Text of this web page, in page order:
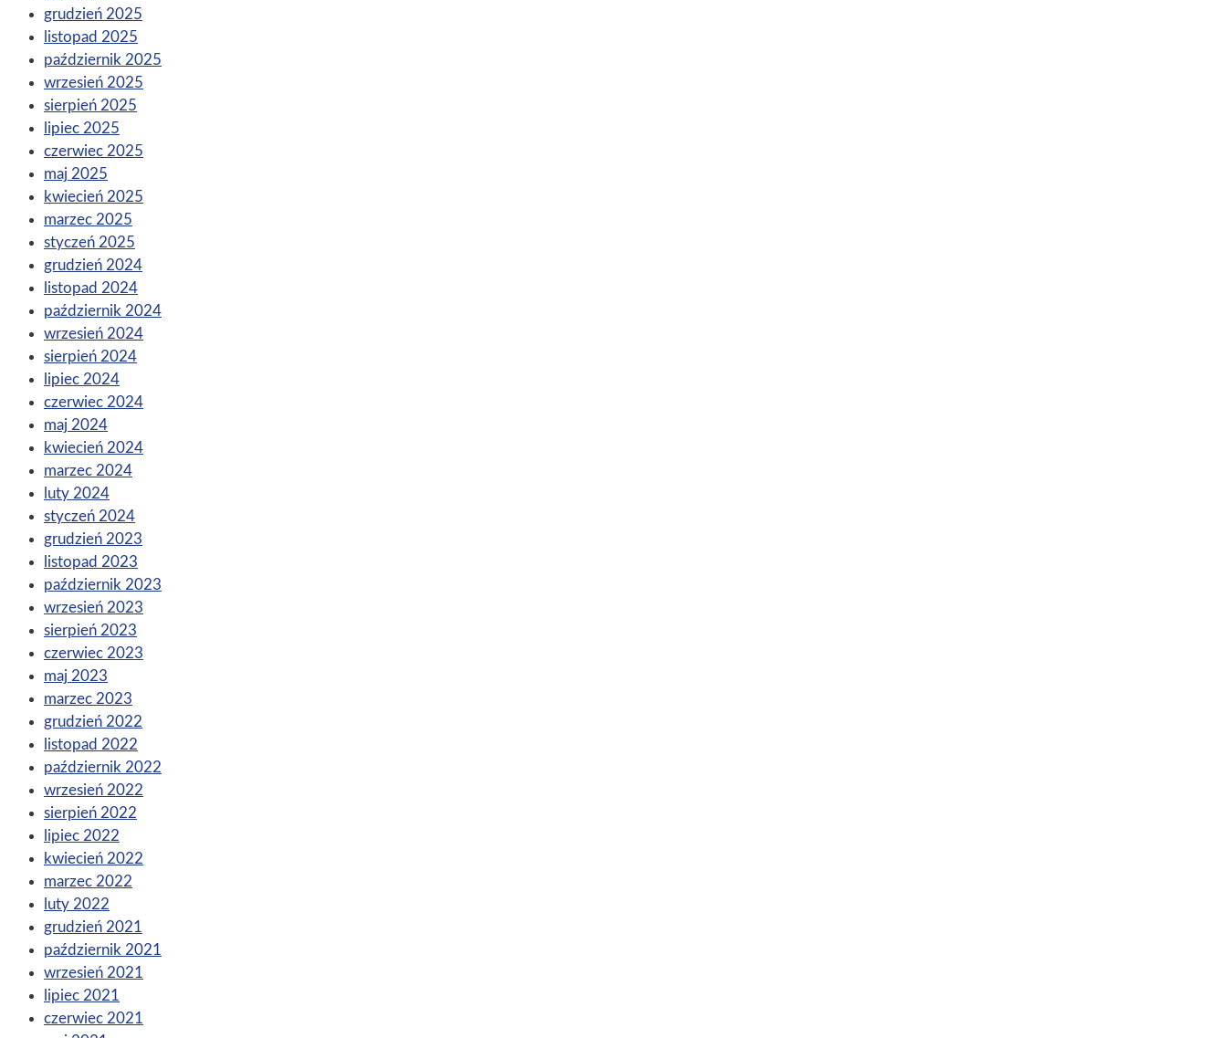
grudzień 2025
listopad 2025
październik 2025
wrzesień 2025
sierpień 2025
lipiec 2025
czerwiec 2025
maj 2025
kwiecień 2025
marzec 2025
styczeń 2025
grudzień 2024
listopad 2024
październik 2024
wrzesień 2024
sierpień 2024
lipiec 2024
czerwiec 2024
maj 2024
kwiecień 2024
marzec 2024
luty 2024
styczeń 2024
grudzień 2023
listopad 2023
październik 2023
wrzesień 2023
sierpień 2023
czerwiec 2023
maj 2023
marzec 2023
grudzień 2022
listopad 2022
październik 2022
wrzesień 2022
sierpień 2022
lipiec 2022
kwiecień 2022
marzec 2022
luty 2022
grudzień 2021
październik 2021
wrzesień 2021
lipiec 2021
czerwiec 2021